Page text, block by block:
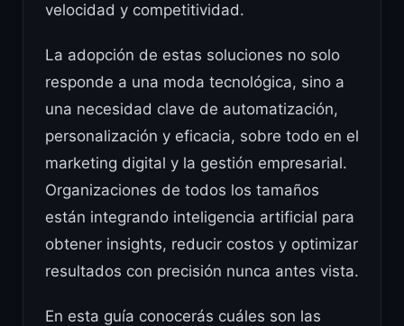
velocidad y competitividad.
La adopción de estas soluciones no solo
responde a una moda tecnológica, sino a
una necesidad clave de automatización,
personalización y eficacia, sobre todo en el
marketing digital y la gestión empresarial.
Organizaciones de todos los tamaños
están integrando inteligencia artificial para
obtener insights, reducir costos y optimizar
resultados con precisión nunca antes vista.
En esta guía conocerás cuáles son las